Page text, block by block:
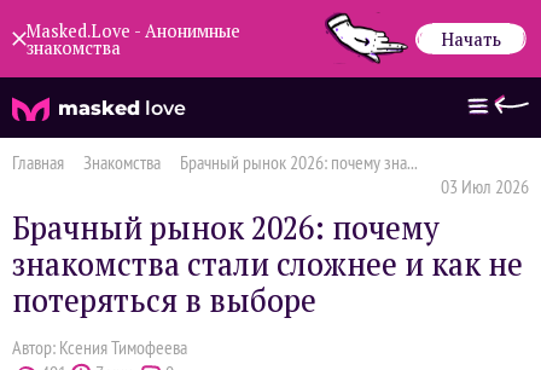
Masked.Love - Анонимные
знакомства Начать
masked love
Главная Знакомства
Брачный рынок 2026: почему зна...
03 Июл 2026
Брачный рынок 2026: почему
знакомства стали сложнее и как не
потеряться в выборе
Автор: Ксения Тимофеева